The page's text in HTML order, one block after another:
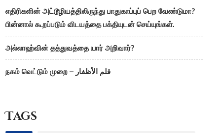
எதிரிகளின் அட்டூழியத்திலிருந்து பாதுகாப்புப் பெற வேண்டுமா?
பின்னால் கூறப்படும் விடயத்தை பக்தியுடன் செய்யுங்கள்.
அல்லாஹ்வின் தத்துவத்தை யார் அறிவார்?
நகம் வெட்டும் முறை – قلم الأظفار
Tags